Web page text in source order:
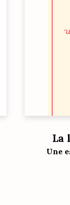
La
Une